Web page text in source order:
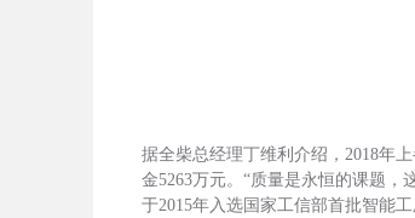
据全柴总经理丁维利介绍，2018年
金5263万元。“质量是永恒的课题
于2015年入选国家工信部首批智能